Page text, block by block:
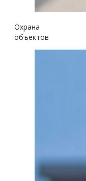
Охрана
объектов